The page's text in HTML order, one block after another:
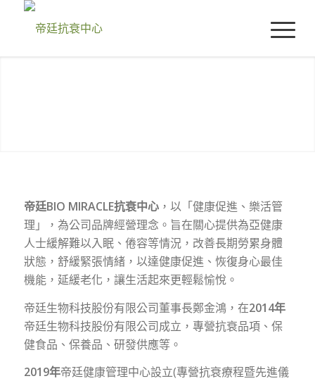
帝廷BIO MIRACLE抗衰中心，以「健康促進、樂活管
理」，為公司品牌經營理念。旨在關心提供為亞健康
人士緩解難以入眠、倦容等情況，改善長期勞累身體
狀態，舒緩緊張情緒，以達健康促進、恢復身心最佳
機能，延緩老化，讓生活起來更輕鬆愉悅。
帝廷生物科技股份有限公司董事長鄭金鴻，在2014年
帝廷生物科技股份有限公司成立，專營抗衰品項、保
健食品、保養品、研發供應等。
2019年帝廷健康管理中心設立(專營抗衰療程暨先進儀